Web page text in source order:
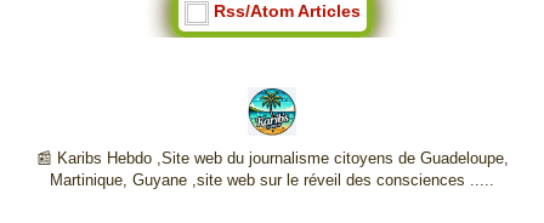
Rss/Atom Articles
📰 Karibs Hebdo ,Site web du journalisme citoyens de Guadeloupe,
Martinique, Guyane ,site web sur le réveil des consciences .....